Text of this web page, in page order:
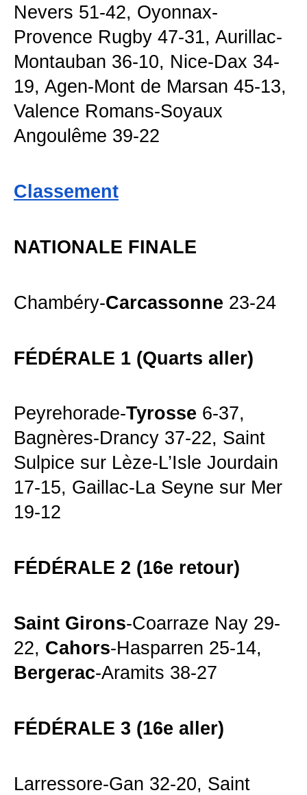
Nevers 51-42, Oyonnax-
Provence Rugby 47-31, Aurillac-
Montauban 36-10, Nice-Dax 34-
19, Agen-Mont de Marsan 45-13,
Valence Romans-Soyaux
Angoulême 39-22
Classement
NATIONALE FINALE
Chambéry-Carcassonne 23-24
FÉDÉRALE 1 (Quarts aller)
Peyrehorade-Tyrosse 6-37,
Bagnères-Drancy 37-22, Saint
Sulpice sur Lèze-L’Isle Jourdain
17-15, Gaillac-La Seyne sur Mer
19-12
FÉDÉRALE 2 (16e retour)
Saint Girons-Coarraze Nay 29-
22, Cahors-Hasparren 25-14,
Bergerac-Aramits 38-27
FÉDÉRALE 3 (16e aller)
Larressore-Gan 32-20, Saint